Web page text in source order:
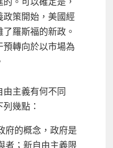
策開始，美國經
羅斯福的新政。
預轉向於以市場為
主義有何不同
幾點：
府的概念，政府是
者；新自由主義限